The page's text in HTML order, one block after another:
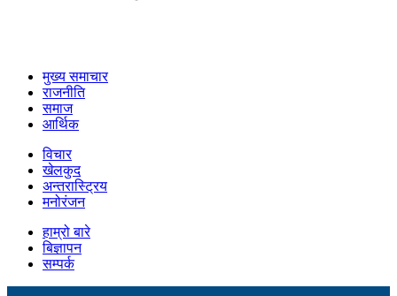
मुख्य समाचार
राजनीति
समाज
आर्थिक
विचार
खेलकुद
अन्तरास्ट्रिय
मनोरंजन
हाम्रो बारे
बिज्ञापन
सम्पर्क